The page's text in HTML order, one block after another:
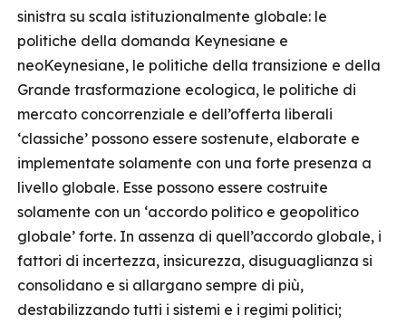
sinistra su scala istituzionalmente globale: le
politiche della domanda Keynesiane e
neoKeynesiane, le politiche della transizione e della
Grande trasformazione ecologica, le politiche di
mercato concorrenziale e dell’offerta liberali
‘classiche’ possono essere sostenute, elaborate e
implementate solamente con una forte presenza a
livello globale. Esse possono essere costruite
solamente con un ‘accordo politico e geopolitico
globale’ forte. In assenza di quell’accordo globale, i
fattori di incertezza, insicurezza, disuguaglianza si
consolidano e si allargano sempre di più,
destabilizzando tutti i sistemi e i regimi politici;